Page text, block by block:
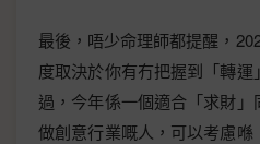
最後，唔少命理師都提醒，
度取決於你有冇把握到「轉
過，今年係一個適合「求財
做創意行業嘅人，可以考慮